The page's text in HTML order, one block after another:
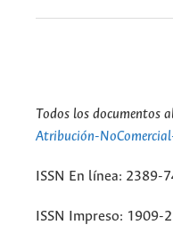
Todos los documentos
Atribución-
ISSN En línea: 2389-
ISSN Impreso: 1909-